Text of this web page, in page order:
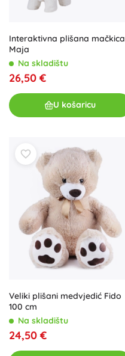
Interaktivna plišana mačkica
Maja
Na skladištu
26,50 €
U košaricu
Veliki plišani medvjedić Fido
100 cm
Na skladištu
24,50 €